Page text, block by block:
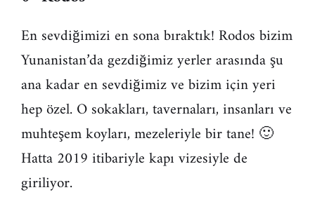
En sevdiğimizi en sona bıraktık! Rodos bizim
Yunanistan’da gezdiğimiz yerler arasında şu
ana kadar en sevdiğimiz ve bizim için yeri
hep özel. O sokakları, tavernaları, insanları ve
muhteşem koyları, mezeleriyle bir tane! 🙂
Hatta 2019 itibariyle kapı vizesiyle de
giriliyor.